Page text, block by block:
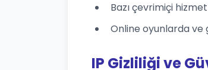
Bazı çevrimiçi
Online oyunlarda
IP Gizliliği ve